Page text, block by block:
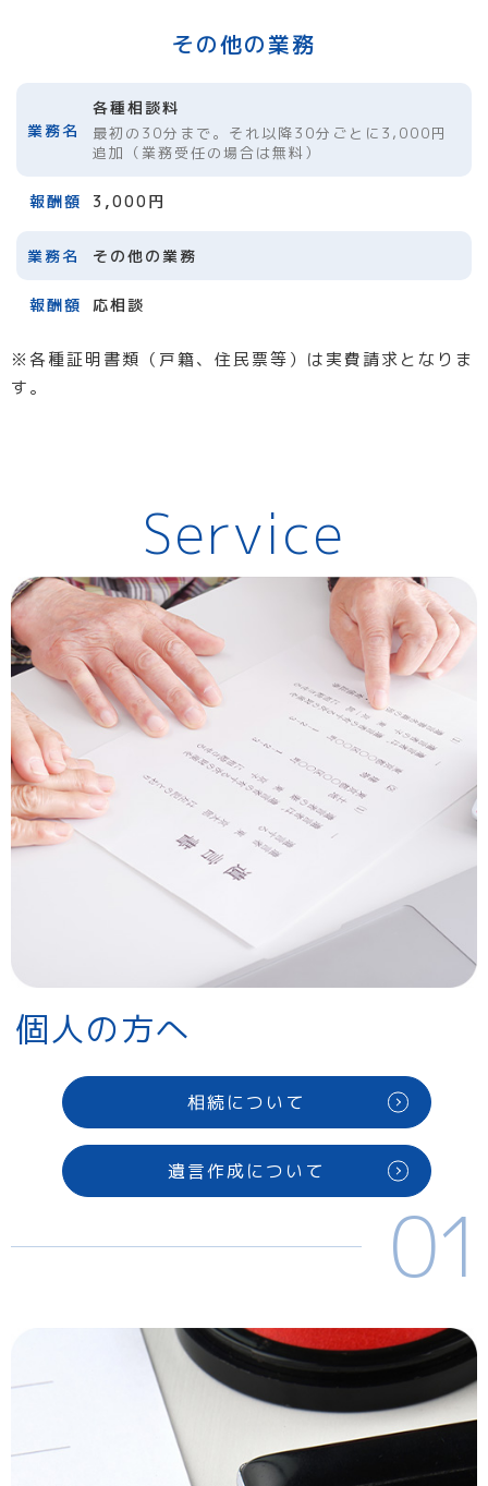
その他の業務
※各種証明書類（戸籍、住民票等）は実費請求となりま
す。
各種相談料
最初の30分まで。それ以降30分ごとに3,000円
追加（業務受任の場合は無料）
3,000円
その他の業務
応相談
Service
個人の方へ
相続について
遺言作成について
01